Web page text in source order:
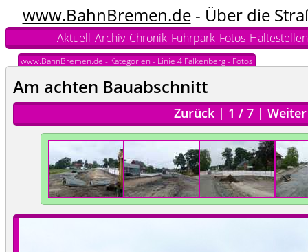
www.BahnBremen.de- Über die
Aktuell Archiv Chronik Fuhrpark Fotos Haltestellen
www.BahnBremen.de - Kategorien - Linie 4 Falkenberg- Fotos
Am achten Bauabschnitt
Zurück | 1 / 7 | Weiter